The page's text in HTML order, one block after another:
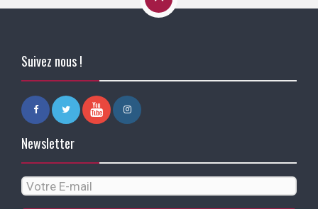
Suivez nous !
Newsletter